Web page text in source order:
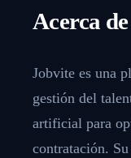
Acerca de
Jobvite es una
gestión del
artificial para
contratación.